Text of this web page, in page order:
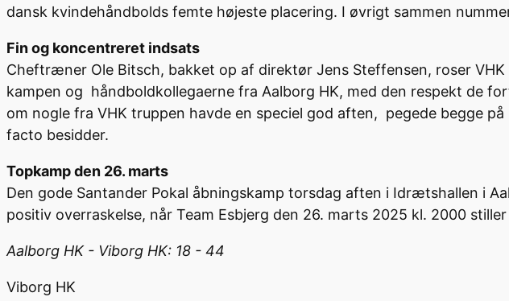
dansk kvindehåndbolds femte højeste placering. I øvrigt sammen
Fin og koncentreret indsats
Cheftræner Ole Bitsch, bakket op af direktør Jens Steffensen, roser
kampen og håndboldkollegaerne fra Aalborg HK, med den respekt de
om nogle fra VHK truppen havde en speciel god aften, pegede begge
facto besidder.
Topkamp den 26. marts
Den gode Santander Pokal åbningskamp torsdag aften i Idrætshallen i
positiv overraskelse, når Team Esbjerg den 26. marts 2025 kl. 2000
Aalborg HK - Viborg HK: 18 - 44
Viborg HK